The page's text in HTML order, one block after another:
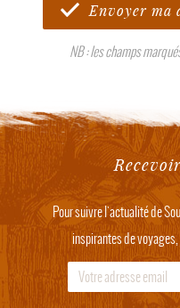
Envoyer ma
NB : les champs
Pour suivre l'actualité de
inspirantes de